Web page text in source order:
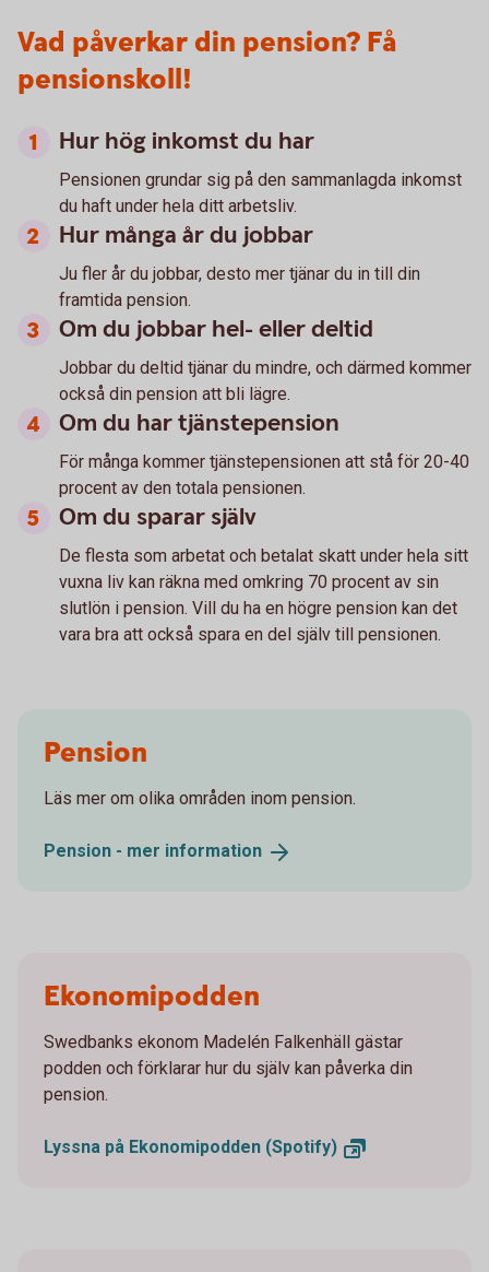
Vad påverkar din pension? Få
pensionskoll!
Hur hög inkomst du har
Pensionen grundar sig på den sammanlagda inkomst
du haft under hela ditt arbetsliv.
Hur många år du jobbar
Ju fler år du jobbar, desto mer tjänar du in till din
framtida pension.
Om du jobbar hel- eller deltid
Jobbar du deltid tjänar du mindre, och därmed kommer
också din pension att bli lägre.
Om du har tjänstepension
För många kommer tjänstepensionen att stå för 20-40
procent av den totala pensionen.
Om du sparar själv
De flesta som arbetat och betalat skatt under hela sitt
vuxna liv kan räkna med omkring 70 procent av sin
slutlön i pension. Vill du ha en högre pension kan det
vara bra att också spara en del själv till pensionen.
Pension
Läs mer om olika områden inom pension.
Pension - mer information
Ekonomipodden
Swedbanks ekonom Madelén Falkenhäll gästar
podden och förklarar hur du själv kan påverka din
pension.
Lyssna på Ekonomipodden (Spotify)